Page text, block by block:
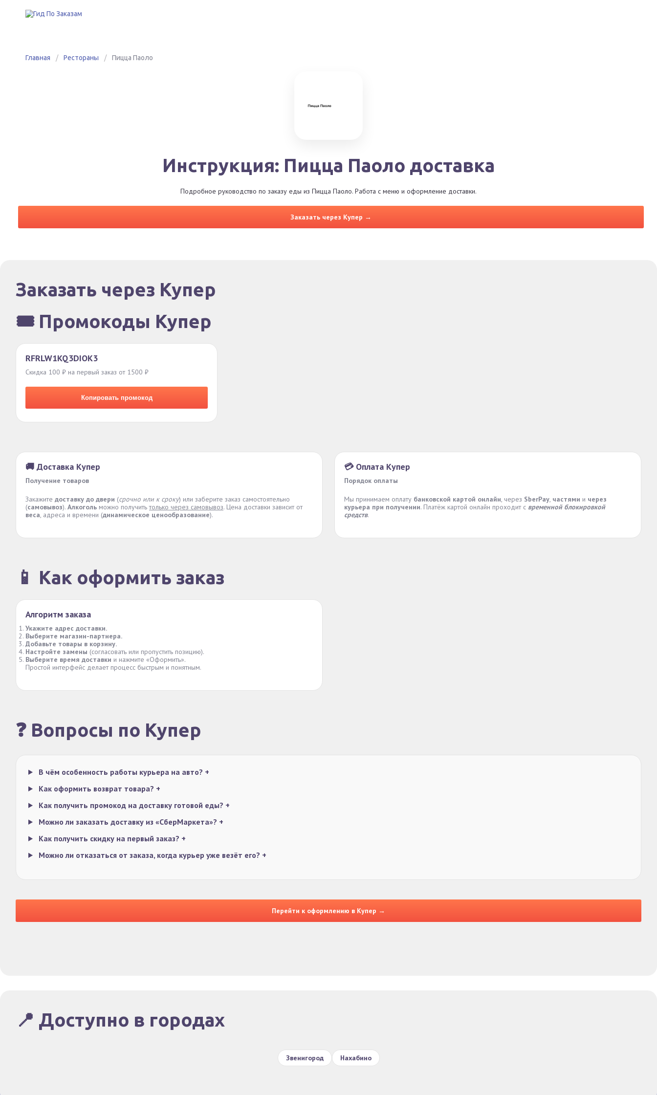
Главная / Рестораны / Пицца Паоло
Инструкция: Пицца Паоло доставка
Подробное руководство по заказу еды из Пицца Паоло. Работа с меню и оформление доставки.
Заказать через Купер →
Заказать через Купер
🎟️ Промокоды Купер
RFRLW1KQ3DIOK3
Скидка 100 ₽ на первый заказ от 1500 ₽
Копировать промокод
🚚 Доставка Купер
Получение товаров
Закажите доставку до двери (срочно или к сроку) или заберите заказ самостоятельно
(самовывоз). Алкоголь можно получитьтолько через самовывоз. Цена доставки зависит от
веса, адреса и времени (динамическое ценообразование).
💳 Оплата Купер
Порядок оплаты
Мы принимаем оплату банковской картой онлайн, через SberPay, частями и через
курьера при получении. Платёж картой онлайн проходит с временной блокировкой
средств.
📱 Как оформить заказ
Алгоритм заказа
Укажите адрес доставки.
Выберите магазин-партнера.
Добавьте товары в корзину.
Настройте замены (согласовать или пропустить позицию).
Выберите время доставки и нажмите «Оформить».
Простой интерфейс делает процесс быстрым и понятным.
❓ Вопросы по Купер
В чём особенность работы курьера на авто? +
Как оформить возврат товара? +
Как получить промокод на доставку готовой еды? +
Можно ли заказать доставку из «СберМаркета»? +
Как получить скидку на первый заказ? +
Можно ли отказаться от заказа, когда курьер уже везёт его? +
Перейти к оформлению в Купер →
📍 Доступно в городах
Звенигород Нахабино